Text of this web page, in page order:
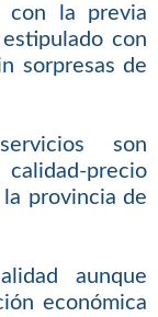
con la previa
con
sorpresas de
son
precio
provincia de
aunque
económica